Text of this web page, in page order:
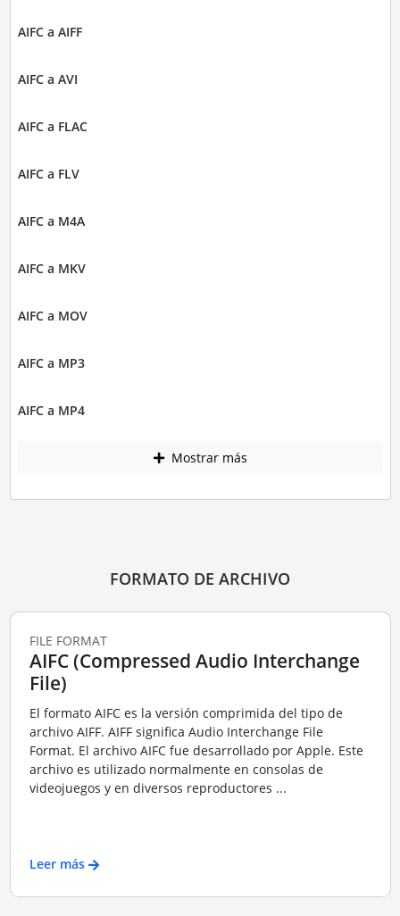
AIFC a AIFF
AIFC a AVI
AIFC a FLAC
AIFC a FLV
AIFC a M4A
AIFC a MKV
AIFC a MOV
AIFC a MP3
AIFC a MP4
Mostrar más
FORMATO DE ARCHIVO
FILE FORMAT
AIFC (Compressed Audio Interchange
File)
El formato AIFC es la versión comprimida del tipo de
archivo AIFF. AIFF significa Audio Interchange File
Format. El archivo AIFC fue desarrollado por Apple. Este
archivo es utilizado normalmente en consolas de
videojuegos y en diversos reproductores ...
Leer más